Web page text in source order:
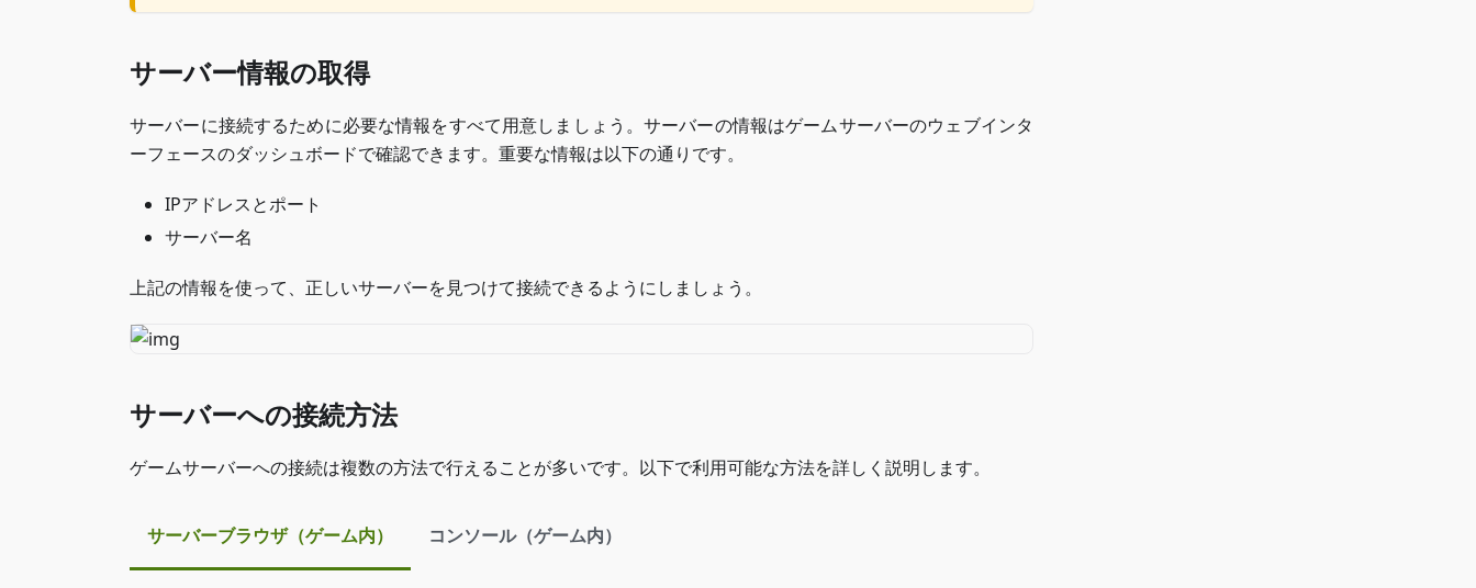
サーバー情報の取得
サーバーに接続するために必要な情報をすべて用意しましょう。サーバーの情報はゲームサーバーのウェブインタ
ーフェースのダッシュボードで確認できます。重要な情報は以下の通りです。
IPアドレスとポート
サーバー名
上記の情報を使って、正しいサーバーを見つけて接続できるようにしましょう。
サーバーへの接続方法
ゲームサーバーへの接続は複数の方法で行えることが多いです。以下で利用可能な方法を詳しく説明します。
サーバーブラウザ（ゲーム内） コンソール（ゲーム内）